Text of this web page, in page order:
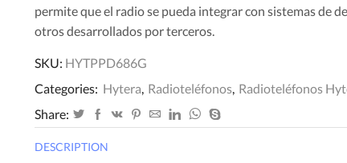
permite que el radio se pueda integrar con sistemas de
otros desarrollados por terceros.
SKU: HYTPPD686G
Categories: Hytera, Radioteléfonos, Radioteléfonos
Share:
DESCRIPTION